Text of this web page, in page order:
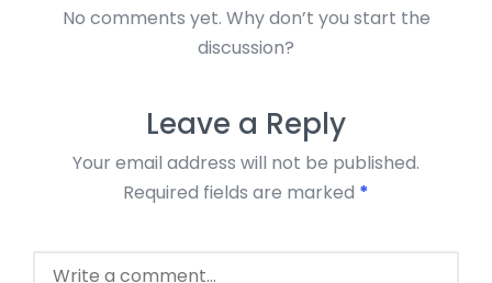
No comments yet. Why don’t you start the
discussion?
Leave a Reply
Your email address will not be published.
Required fields are marked *